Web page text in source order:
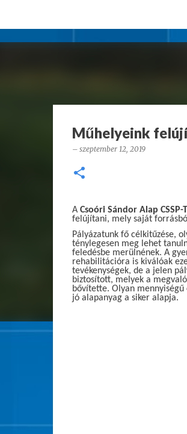
Műhelyeink
– szeptember 12, 2019
A Csoóri Sándor Alap
felújítani, mely saját
Pályázatunk fő célkitűzése,
ténylegesen meg lehet
feledésbe merülnének. A
rehabilitációra is kiválóak
tevékenységek, de a jelen
biztosított, melyek a
bővítette. Olyan
jó alapanyag a siker alapja.